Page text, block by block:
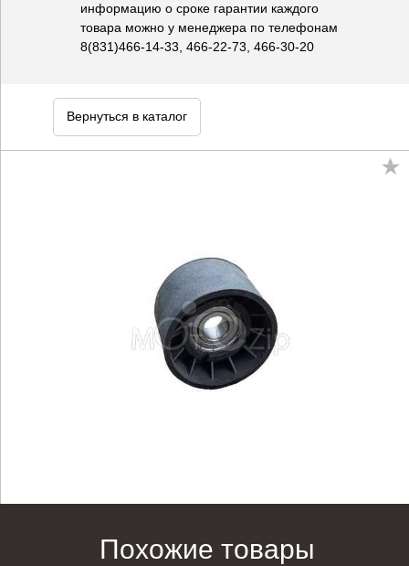
информацию о сроке гарантии каждого
товара можно у менеджера по телефонам
8(831)466-14-33, 466-22-73, 466-30-20
Вернуться в каталог
Похожие товары